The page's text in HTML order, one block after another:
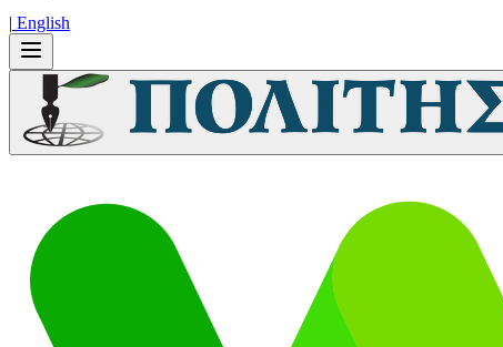
| Εnglish